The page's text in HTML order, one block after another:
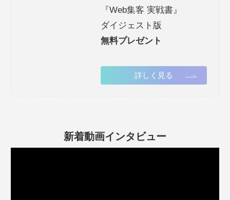
『Web集客 実戦書』
ダイジェスト版
無料プレゼント
詳しく見る
新着動画インタビュー